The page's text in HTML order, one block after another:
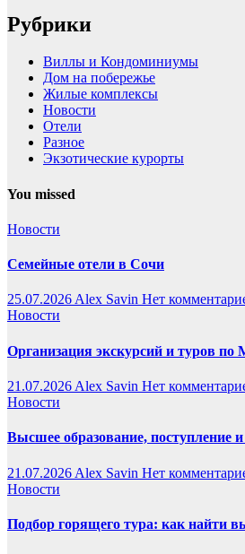
Рубрики
Виллы и Кондоминиумы
Дом на побережье
Жилые комплексы
Новости
Отели
Разное
Экзотические курорты
You missed
Новости
Семейные отели в Сочи
25.07.2026Alex Savin Нет
Новости
Организация экскурсий и туров по
21.07.2026 Alex Savin Нет
Новости
Высшее образование, поступление
21.07.2026 Alex Savin Нет
Новости
Подбор горящего тура: как найти